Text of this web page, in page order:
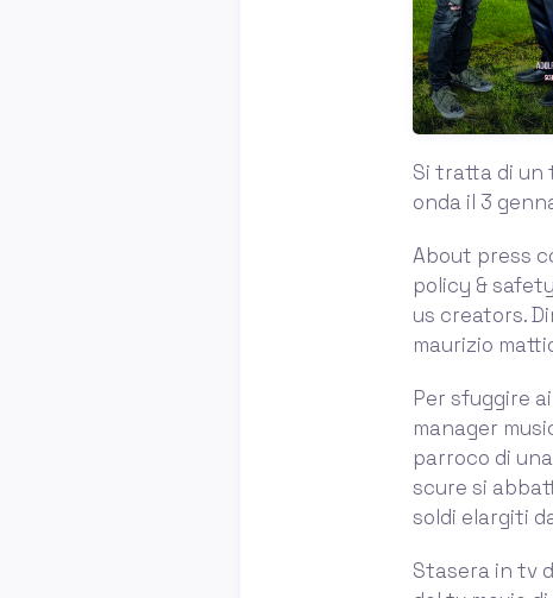
Si tratta di un
onda il 3
About press
policy &
us creators.
maurizio
Per sfuggire
manager
parroco di
scure si
soldi elargiti
Stasera in tv